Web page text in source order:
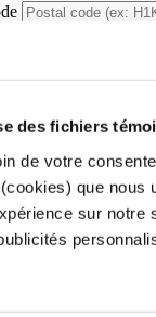
des fichiers
de votre
que nous
sur notre